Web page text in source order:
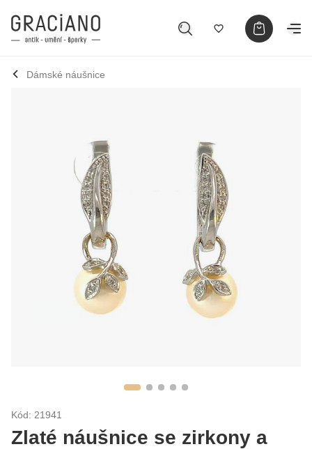
Dámské náušnice
Kód: 21941
Zlaté náušnice se zirkony a